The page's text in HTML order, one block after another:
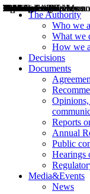
The Authority
Who we
What we
How we
Decisions
Documents
Reports
Annual
Public
Hearings
Media&Events
News
Decisions
Opinions
Public consultations
Hearings
Recommendations
Agreements and
Relazioni annuali
Misure di regolazione
News
Press Releases
Bollettini ART
Convegni ART
President’s interviews
Top articles
President’s speeches
2004
2005
2010
2013
2014
2015
2016
2017
2018
2019
202
2020
2021
2022
2023
2024
2025
2026
Aereo
Marittimo
Terrestre